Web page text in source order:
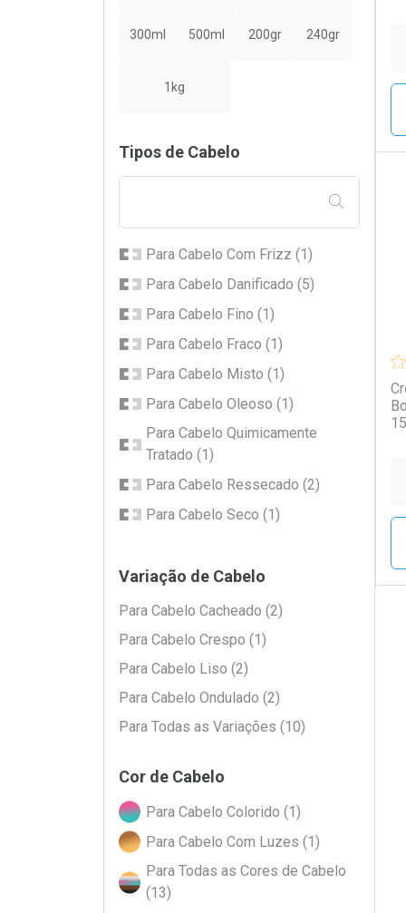
300ml 500ml 200gr 240gr
1kg
Tipos de Cabelo
FILTRAR
Para Cabelo Com Frizz (1)
Para Cabelo Danificado (5)
Para Cabelo Fino (1)
Para Cabelo Fraco (1)
Para Cabelo Misto (1)
Para Cabelo Oleoso (1)
Para Cabelo Quimicamente
Tratado (1)
Para Cabelo Ressecado (2)
Para Cabelo Seco (1)
(7)
Variação de Cabelo
Para Cabelo Cacheado (2)
Para Cabelo Crespo (1)
Para Cabelo Liso (2)
Para Cabelo Ondulado (2)
Para Todas as Variações (10)
Cor de Cabelo
Para Cabelo Colorido (1)
Para Cabelo Com Luzes (1)
Para Todas as Cores de Cabelo
(13)